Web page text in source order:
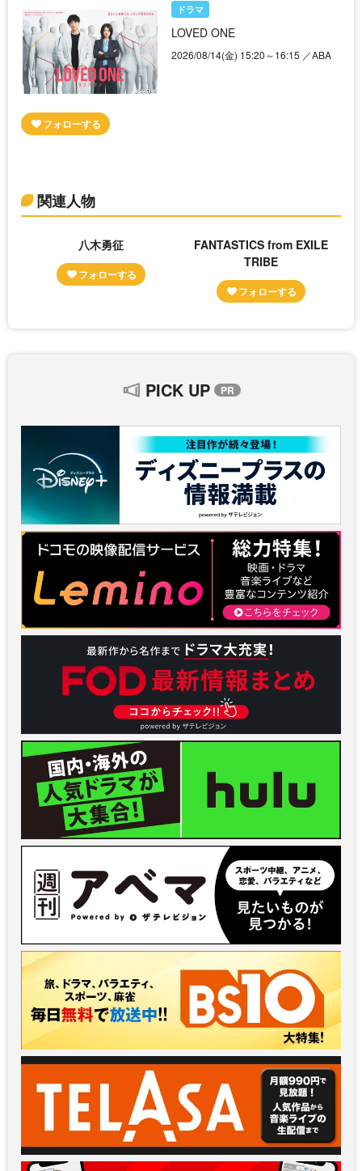
ドラマ
LOVED ONE
2026/08/14(金) 15:20～16:15 ／ABA
関連人物
八木勇征
FANTASTICS from EXILE
TRIBE
PICK UP